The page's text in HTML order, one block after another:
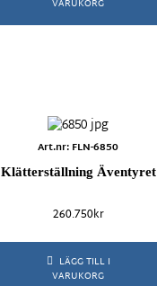
VARUKORG
Art.nr: FLN-6850
Klätterställning Äventyret
260.750kr
LÄGG TILL I
VARUKORG